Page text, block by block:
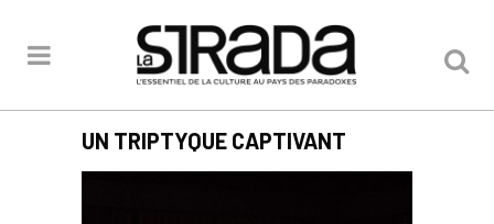
UN TRIPTYQUE CAPTIVANT